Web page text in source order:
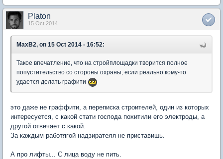
Platon
15 Oct 2014
MaxB2, on 15 Oct 2014 - 16:52:
Такое впечатление, что на стройплощадки творится полное
попустительство со стороны охраны, если реально кому-то
удается делать графити
это даже не граффити, а переписка строителей, один из которых
интересуется, с какой стати господа похитили его электроды, а
другой отвечает с какой.
За каждым работягой надзирателя не приставишь.
А про лифты... С лица воду не пить.